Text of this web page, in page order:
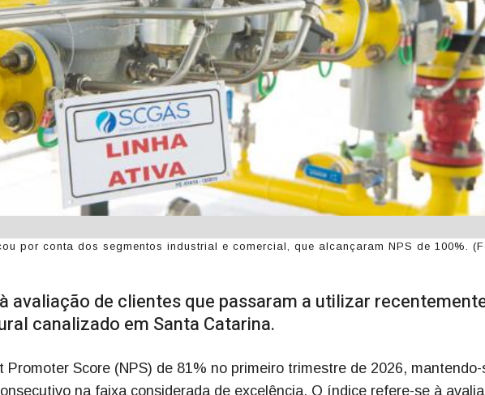
por conta dos segmentos industrial e comercial, que alcançaram NPS de 100%.
avaliação de clientes que passaram a utilizar
canalizado em Santa Catarina.
Promoter Score (NPS) de 81% no primeiro trimestre de 2026, mantendo-
na faixa considerada de excelência. O índice refere-se à